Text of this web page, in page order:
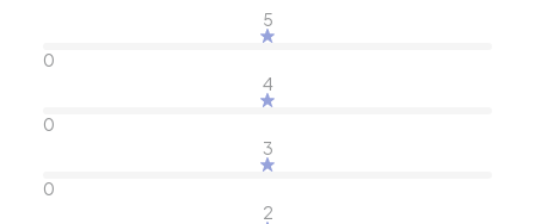
5
0
4
0
3
0
2